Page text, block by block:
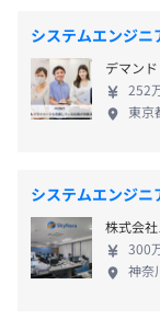
す。
◆開発チーム全
ています！
メンバーに知識
個人の能力を最
プットを最大化
自身の業務範囲
きる環境です。
システムエンジニ
デマン
252
東京
システムエンジニ
株式会
300
神奈